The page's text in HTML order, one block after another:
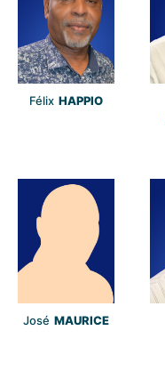
Félix HAPPIO
José MAURICE